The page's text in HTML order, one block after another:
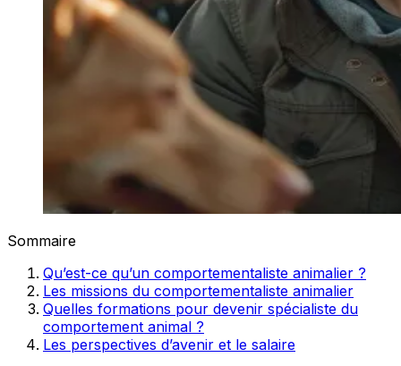
Sommaire
Qu’est-ce qu’un comportementaliste animalier ?
Les missions du comportementaliste animalier
Quelles formations pour devenir spécialiste du
comportement animal ?
Les perspectives d’avenir et le salaire